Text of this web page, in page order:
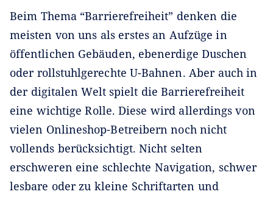
Beim Thema “Barrierefreiheit” denken die
meisten von uns als erstes an Aufzüge in
öffentlichen Gebäuden, ebenerdige Duschen
oder rollstuhlgerechte U-Bahnen. Aber auch in
der digitalen Welt spielt die Barrierefreiheit
eine wichtige Rolle. Diese wird allerdings von
vielen Onlineshop-Betreibern noch nicht
vollends berücksichtigt. Nicht selten
erschweren eine schlechte Navigation, schwer
lesbare oder zu kleine Schriftarten und